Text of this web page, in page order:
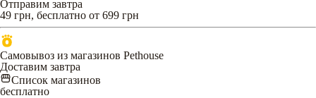
Отправим завтра
49 грн, бесплатно от 699 грн
Самовывоз из магазинов Pethouse
Доставим завтра
Список магазинов
бесплатно